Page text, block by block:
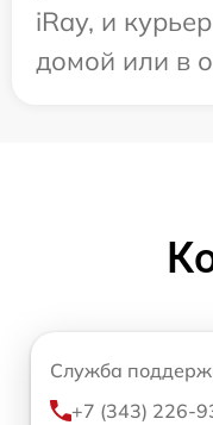
iRay, и
домой или в
Служба
+7 (343) 226-